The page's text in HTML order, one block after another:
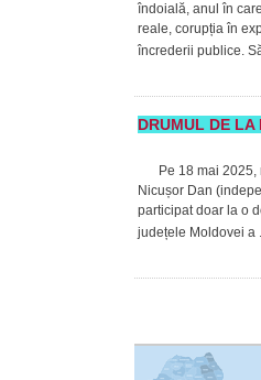
îndoială, anul în
reale, corupția în
încrederii publice.
DRUMUL DE LA
Pe 18 mai 2025,
Nicușor Dan
participat doar la o
județele Moldovei a